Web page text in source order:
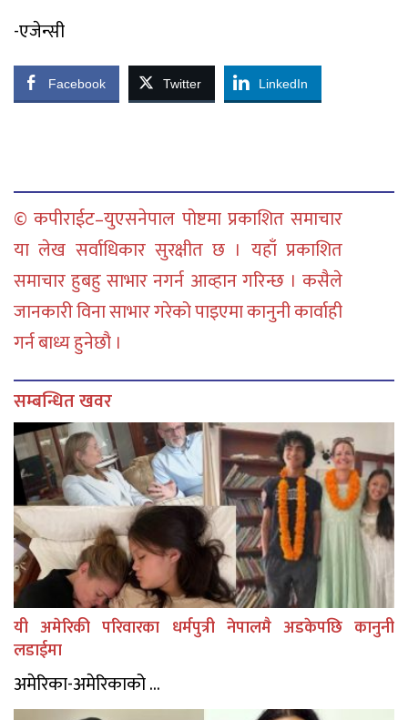
-एजेन्सी
Facebook Twitter LinkedIn
© कपीराईट–युएसनेपाल पोष्टमा प्रकाशित समाचार
या लेख सर्वाधिकार सुरक्षीत छ । यहाँ प्रकाशित
समाचार हुबहु साभार नगर्न आव्हान गरिन्छ । कसैले
जानकारी विना साभार गरेको पाइएमा कानुनी कार्वाही
गर्न बाध्य हुनेछौ ।
सम्बन्धित खवर
यी अमेरिकी परिवारका धर्मपुत्री नेपालमै अडकेपछि कानुनी
लडाईमा
अमेरिका-अमेरिकाको ...